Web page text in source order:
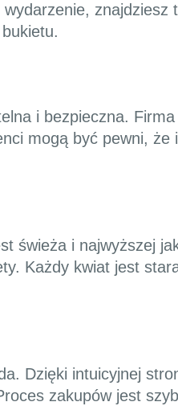
znajdziesz
i bezpieczna.
mogą być pewni, że
świeża i najwyższej
Każdy kwiat jest
Dzięki intuicyjnej
zakupów jest